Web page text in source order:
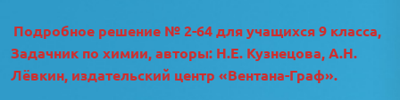
Подробное решение № 2-64 для учащихся 9 класса,
Задачник по химии, авторы: Н.Е. Кузнецова, А.Н.
Лёвкин, издательский центр «Вентана-Граф».